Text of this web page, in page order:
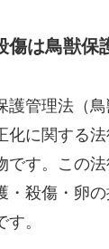
傷は鳥獣保
護管理法（
化に関する
です。この
・殺傷・卵
。